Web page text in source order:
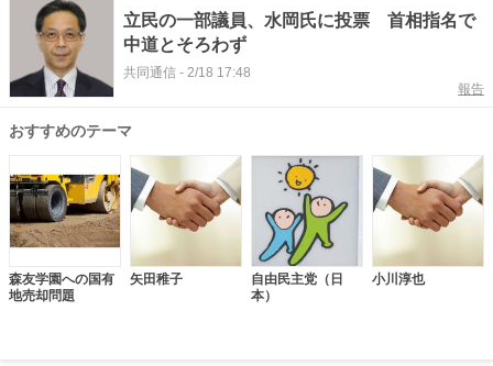
立民の一部議員、水岡氏に投票 首相指名で
中道とそろわず
共同通信 - 2/18 17:48
報告
おすすめのテーマ
森友学園への国有
地売却問題
矢田稚子
自由民主党（日
本）
小川淳也